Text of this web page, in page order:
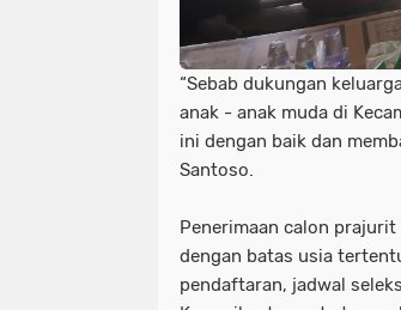
“Sebab dukungan
anak - anak muda di
ini dengan baik dan
Santoso.
Penerimaan calon
dengan batas usia
pendaftaran, jadwal